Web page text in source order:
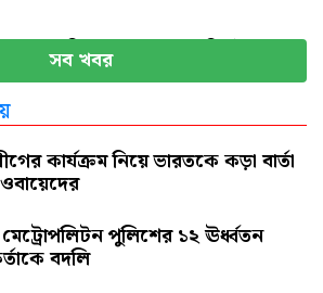
নিরাপত্তা জোরদারের নির্দেশ
পরীক্ষার ফল প্রকাশের তারিখ ঘোষণা
সব খবর
কার্যক্রম নিয়ে ভারতকে কড়া বার্তা
মেট্রোপলিটন পুলিশের ১২ ঊর্ধ্বতন
বদলি